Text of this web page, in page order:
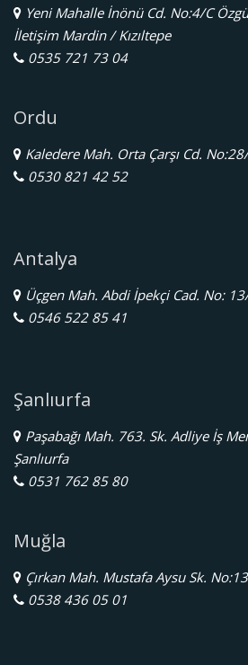
Yeni Mahalle İnönü Cd. No:4/C
İletişim Mardin / Kızıltepe
0535 721 73 04
Ordu
Kaledere Mah. Orta Çarşı Cd.
0530 821 42 52
Antalya
Üçgen Mah. Abdi İpekçi Cad. No:
0546 522 85 41
Şanlıurfa
Paşabağı Mah. 763. Sk. Adliye İş
Şanlıurfa
0531 762 85 80
Muğla
Çırkan Mah. Mustafa Aysu Sk.
0538 436 05 01